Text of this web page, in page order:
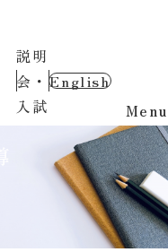
説明
会・
入試
English
Menu